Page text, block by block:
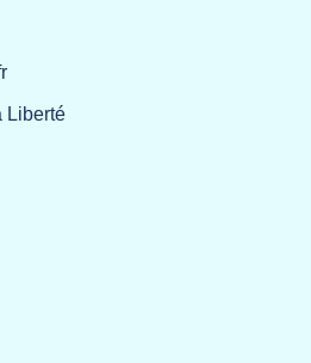
Liberté